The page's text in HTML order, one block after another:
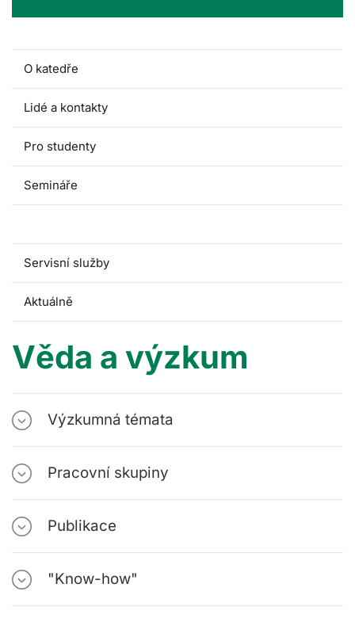
O katedře
Lidé a kontakty
Pro studenty
Semináře
Servisní služby
Aktuálně
Věda a výzkum
Výzkumná témata
Pracovní skupiny
Publikace
"Know-how"